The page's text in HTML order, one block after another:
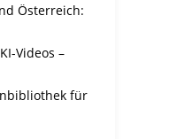
Österreich:
Videos –
für